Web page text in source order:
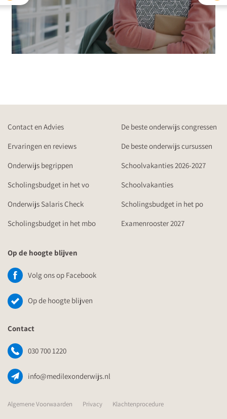
Contact en Advies
De beste onderwijs congressen
Ervaringen en reviews
De beste onderwijs cursussen
Onderwijs begrippen
Schoolvakanties 2026-2027
Scholingsbudget in het vo
Schoolvakanties
Onderwijs Salaris Check
Scholingsbudget in het po
Scholingsbudget in het mbo
Examenrooster 2027
Op de hoogte blijven
Volg ons op Facebook
Op de hoogte blijven
Contact
030 700 1220
info@medilexonderwijs.nl
Algemene Voorwaarden Privacy Klachtenprocedure